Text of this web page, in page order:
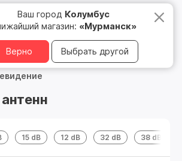
Мурманск
Ваш город Колумбус
магазин: «Мурманск»
Верно Выбрать другой
8 800 500 05 15
15 dB 12 dB 32 dB 38 dB